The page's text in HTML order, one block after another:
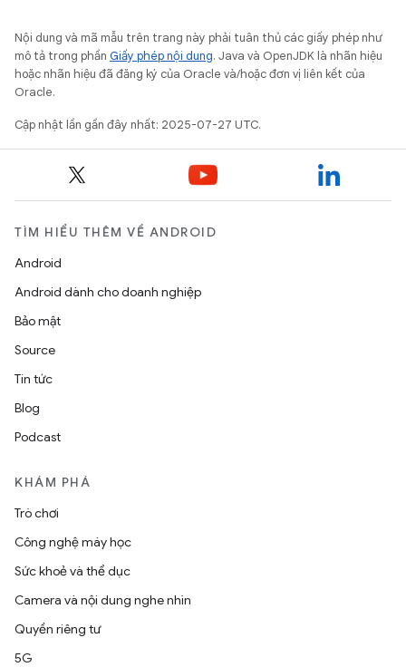
Nội dung và mã mẫu trên trang này phải tuân thủ các giấy phép như
mô tả trong phần Giấy phép nội dung. Java và OpenJDK là nhãn hiệu
hoặc nhãn hiệu đã đăng ký của Oracle và/hoặc đơn vị liên kết của
Oracle.
Cập nhật lần gần đây nhất: 2025-07-27 UTC.
TÌM HIỂU THÊM VỀ ANDROID
Android
Android dành cho doanh nghiệp
Bảo mật
Source
Tin tức
Blog
Podcast
KHÁM PHÁ
Trò chơi
Công nghệ máy học
Sức khoẻ và thể dục
Camera và nội dung nghe nhìn
Quyền riêng tư
5G